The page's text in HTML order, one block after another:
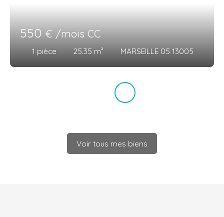
550€ /mois CC
1 pièce 25.35 m² MARSEILLE 05 13005
Voir tous mes biens